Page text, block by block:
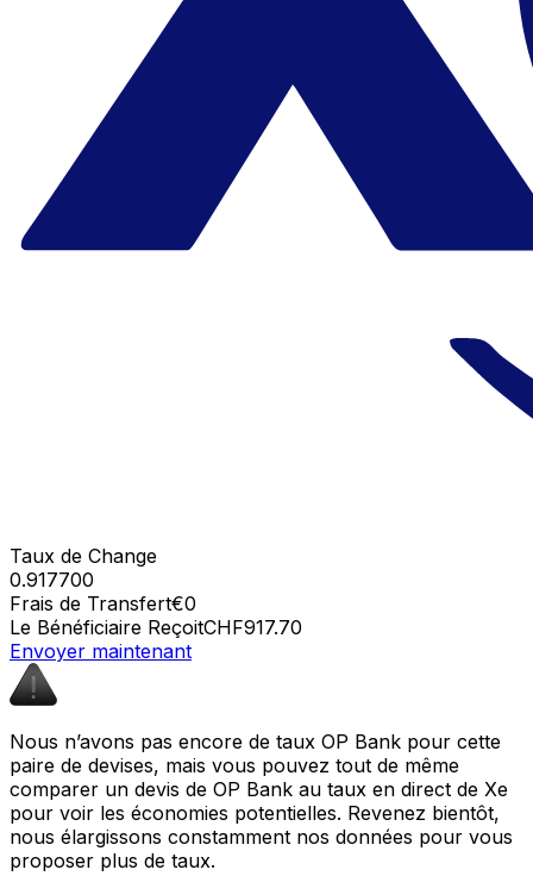
Taux de Change
0.917700
Frais de Transfert€0
Le Bénéficiaire ReçoitCHF917.70
Envoyer maintenant
Nous n’avons pas encore de taux OP Bank pour cette
paire de devises, mais vous pouvez tout de même
comparer un devis de OP Bank au taux en direct de Xe
pour voir les économies potentielles. Revenez bientôt,
nous élargissons constamment nos données pour vous
proposer plus de taux.